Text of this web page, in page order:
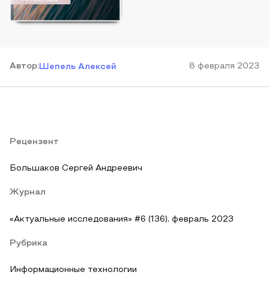
Автор:Шепель Алексей 8 февраля 2023
Рецензент
Большаков Сергей Андреевич
Журнал
«Актуальные исследования» #6 (136), февраль 2023
Рубрика
Информационные технологии